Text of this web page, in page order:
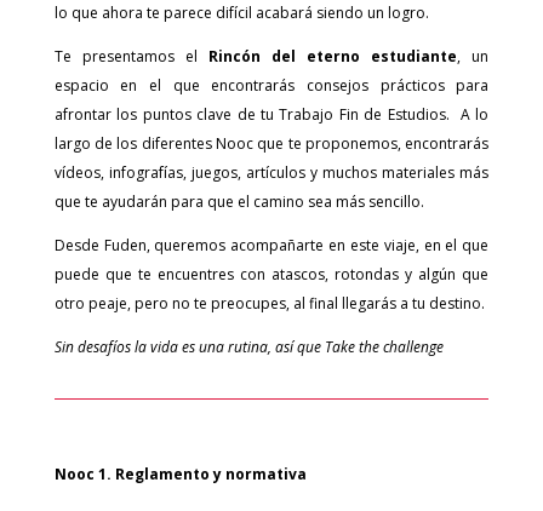
lo que ahora te parece difícil acabará siendo un logro.
Te presentamos el Rincón del eterno estudiante, un
espacio en el que encontrarás consejos prácticos para
afrontar los puntos clave de tu Trabajo Fin de Estudios. A lo
largo de los diferentes Nooc que te proponemos, encontrarás
vídeos, infografías, juegos, artículos y muchos materiales más
que te ayudarán para que el camino sea más sencillo.
Desde Fuden, queremos acompañarte en este viaje, en el que
puede que te encuentres con atascos, rotondas y algún que
otro peaje, pero no te preocupes, al final llegarás a tu destino.
Sin desafíos la vida es una rutina, así que Take the challenge
Nooc 1. Reglamento y normativa